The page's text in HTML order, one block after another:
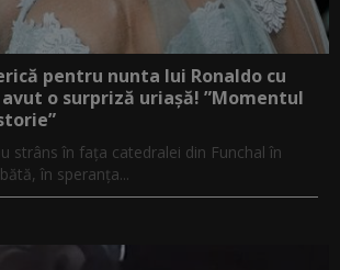
pentru nunta lui Ronaldo cu
o surpriză uriașă! ”Momentul
strâns în fața catedralei din Funchal în
în speranța...